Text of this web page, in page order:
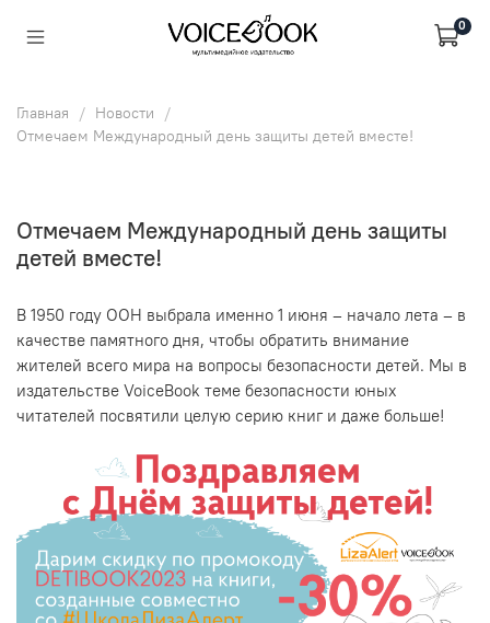
0
Главная
Новости
Отмечаем Международный день защиты детей вместе!
Отмечаем Международный день защиты
детей вместе!
В 1950 году ООН выбрала именно 1 июня – начало лета – в
качестве памятного дня, чтобы обратить внимание
жителей всего мира на вопросы безопасности детей. Мы в
издательстве VoiceBook теме безопасности юных
читателей посвятили целую серию книг и даже больше!